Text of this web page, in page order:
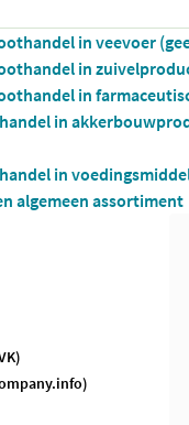
in veevoer
in
in
in
in
algemeen assortiment